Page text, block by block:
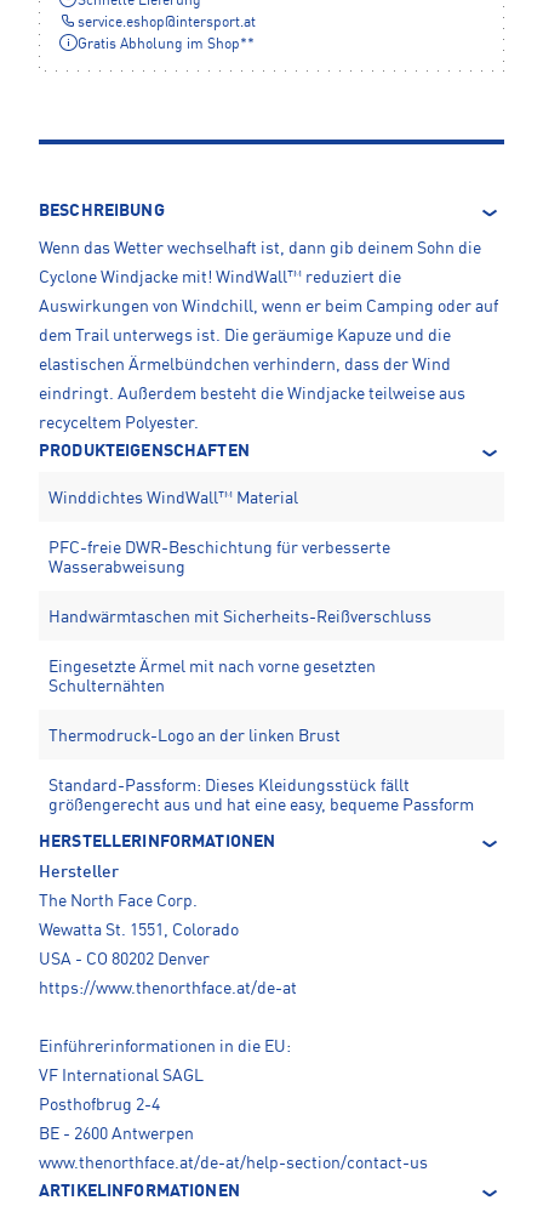
service.eshop@intersport.at
Gratis Abholung im Shop**
BESCHREIBUNG
Wenn das Wetter wechselhaft ist, dann gib deinem Sohn die
Cyclone Windjacke mit! WindWall™ reduziert die
Auswirkungen von Windchill, wenn er beim Camping oder auf
dem Trail unterwegs ist. Die geräumige Kapuze und die
elastischen Ärmelbündchen verhindern, dass der Wind
eindringt. Außerdem besteht die Windjacke teilweise aus
recyceltem Polyester.
PRODUKTEIGENSCHAFTEN
Winddichtes WindWall™ Material
PFC-freie DWR-Beschichtung für verbesserte
Wasserabweisung
Handwärmtaschen mit Sicherheits-Reißverschluss
Eingesetzte Ärmel mit nach vorne gesetzten
Schulternähten
Thermodruck-Logo an der linken Brust
Standard-Passform: Dieses Kleidungsstück fällt
größengerecht aus und hat eine easy, bequeme Passform
HERSTELLERINFORMATIONEN
Hersteller
The North Face Corp.
Wewatta St. 1551, Colorado
USA - CO 80202 Denver
https://www.thenorthface.at/de-at
Einführerinformationen in die EU:
VF International SAGL
Posthofbrug 2-4
BE - 2600 Antwerpen
www.thenorthface.at/de-at/help-section/contact-us
ARTIKELINFORMATIONEN